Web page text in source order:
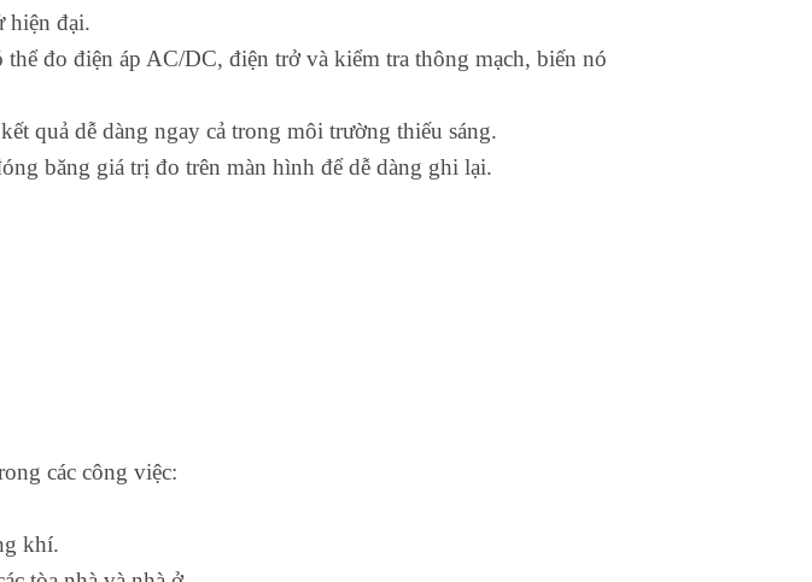
hiện đại.
đo điện áp AC/DC, điện trở và kiểm tra thông mạch, biến nó
quả dễ dàng ngay cả trong môi trường thiếu sáng.
băng giá trị đo trên màn hình để dễ dàng ghi lại.
các công việc:
khí.